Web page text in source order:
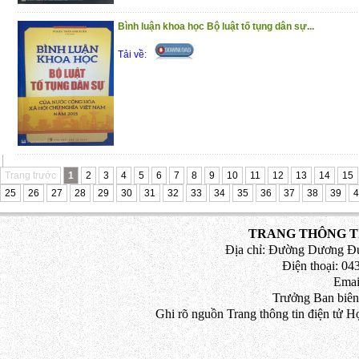
chắc chắn còn những hạn chế, khiêm
góp ý kiến để cuốn sách hoàn thiện hơn
Bình luận khoa học Bộ luật tố tụng dân sự...
Tải về:
Trang trước 1 2 3 4 5 6 7 8 9 10 11 12 13 14
15
25
26 27 28 29 30 31 32 33 34 35 36 37 38 39
TRANG THÔNG
Địa chỉ: Đường Dương
Điện thoại:
Trưởng Ban
Ghi rõ nguồn Trang thông tin điện tử